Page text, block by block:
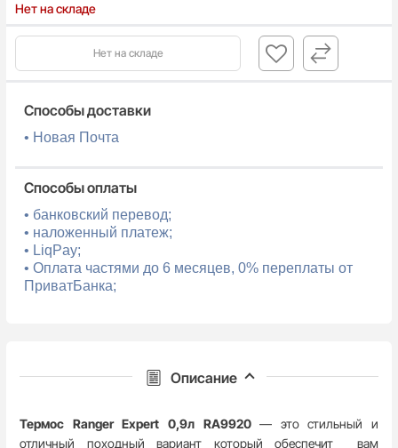
Нет на складе
Нет на складе
Способы доставки
• Новая Почта
Способы оплаты
• банковский перевод;
• наложенный платеж;
• LiqPay;
• Оплата частями до 6 месяцев, 0% переплаты от
ПриватБанка;
Описание
Термос Ranger Expert 0,9л RA9920— это стильный и
отличный походный вариант который обеспечит вам